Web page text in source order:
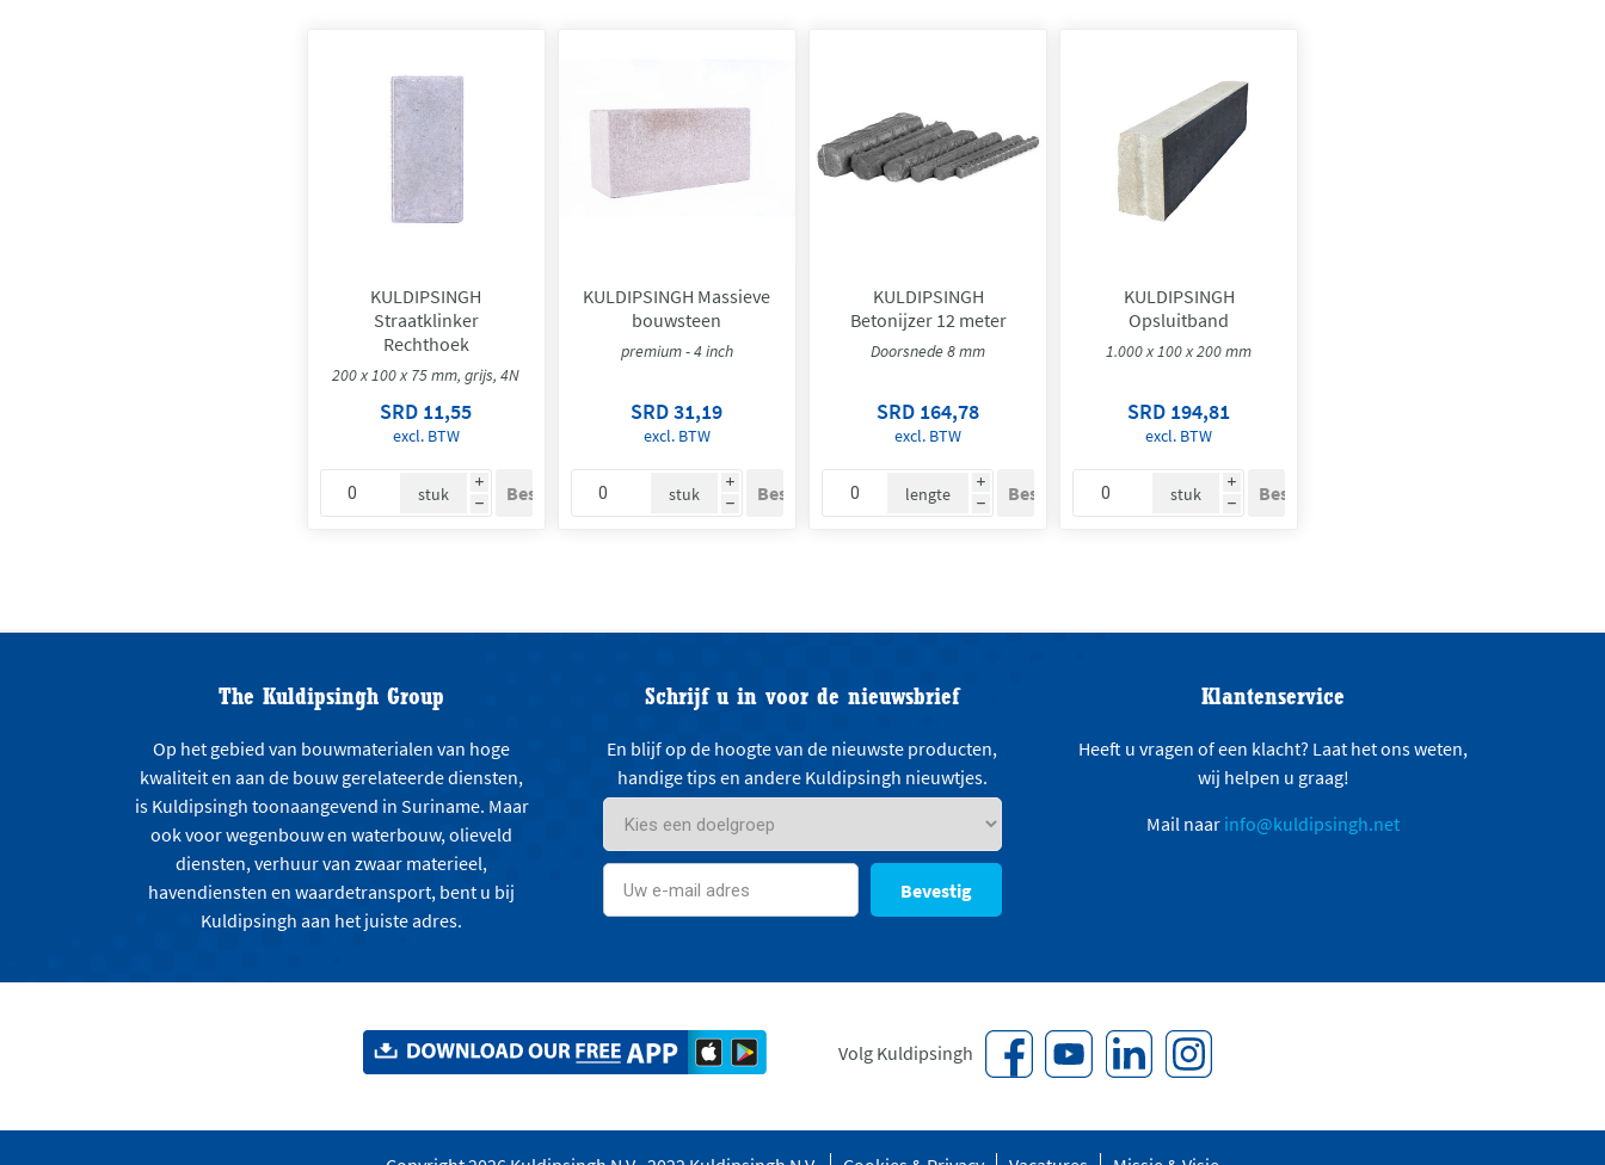
KULDIPSINGH
Straatklinker
Rechthoek
200 x 100 x 75 mm, grijs, 4N
SRD 11,55
excl. BTW
i
h
stuk
KULDIPSINGH Massieve
bouwsteen
premium - 4 inch
SRD 31,19
excl. BTW
i
h
stuk
KULDIPSINGH
Betonijzer 12 meter
Doorsnede 8 mm
SRD 164,78
excl. BTW
i
h
lengte
KULDIPSINGH
Opsluitband
1.000 x 100 x 200 mm
SRD 194,81
excl. BTW
i
h
stuk
The Kuldipsingh Group
Op het gebied van bouwmaterialen van hoge
kwaliteit en aan de bouw gerelateerde diensten,
is Kuldipsingh toonaangevend in Suriname. Maar
ook voor wegenbouw en waterbouw, olieveld
diensten, verhuur van zwaar materieel,
havendiensten en waardetransport, bent u bij
Kuldipsingh aan het juiste adres.
Schrijf u in voor de nieuwsbrief
En blijf op de hoogte van de nieuwste producten,
handige tips en andere Kuldipsingh nieuwtjes.
Bevestig
Klantenservice
Heeft u vragen of een klacht? Laat het ons weten,
wij helpen u graag!
Mail naar info@kuldipsingh.net
Volg Kuldipsingh